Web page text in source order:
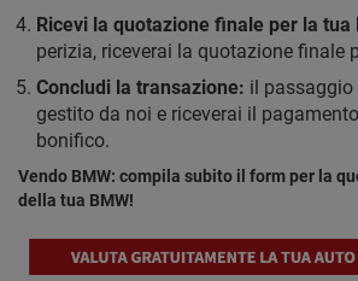
Ricevi la quotazione finale per la tua
perizia, riceverai la quotazione finale
Concludi la transazione: il passaggio
gestito da noi e riceverai il
bonifico.
Vendo BMW: compila subito il form per la
della tua BMW!